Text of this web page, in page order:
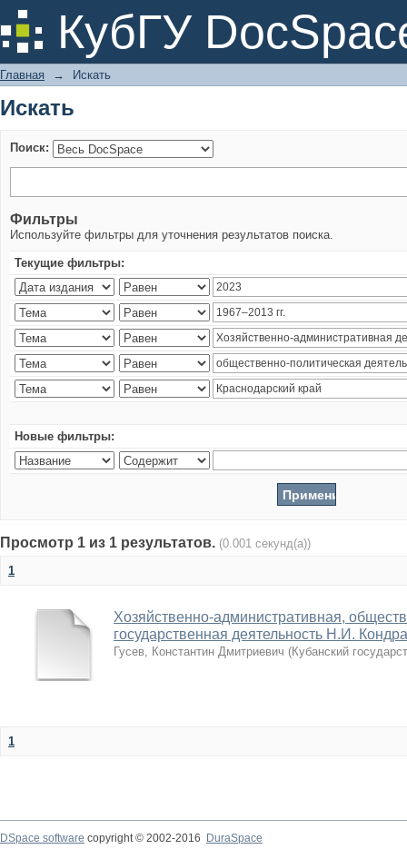
КубГУ
Искать
Главная → Искать
Искать
Поиск:
Фильтры
Используйте фильтры для уточнения результатов поиска.
Текущие фильтры:
Новые фильтры:
Просмотр 1 из 1 результатов. (0.001 секунд(а))
1
Хозяйственно-административная,
государственная деятельность Н.И.
Гусев, Константин Дмитриевич (Кубанский
1
DSpace software copyright © 2002-2016
DuraSpace